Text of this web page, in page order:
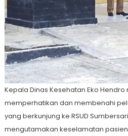
Kepala Dinas Kesehatan Eko
memperhatikan dan membenahi
yang berkunjung ke RSUD
mengutamakan keselamatan